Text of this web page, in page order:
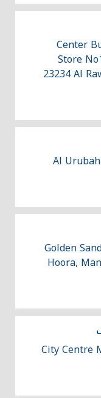
Center
Store
23234 Al
4148 Al
Golden
Hoora,
City Centre